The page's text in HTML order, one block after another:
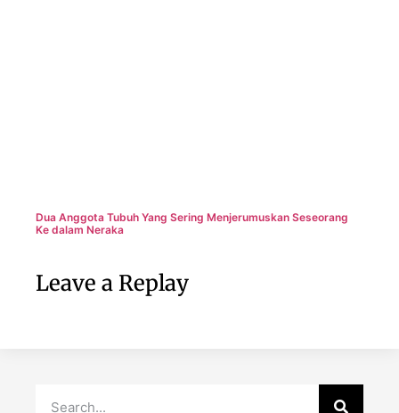
Dua Anggota Tubuh Yang Sering Menjerumuskan Seseorang
Ke dalam Neraka
Leave a Replay